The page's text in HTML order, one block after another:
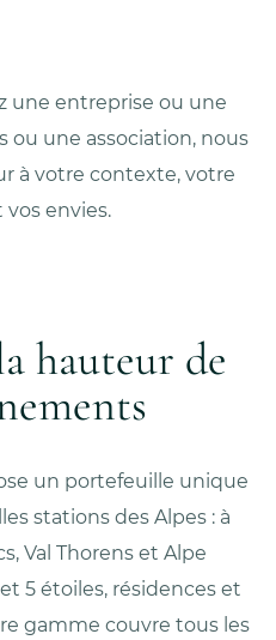
une entreprise ou une
ou une association, nous
à votre contexte, votre
envies.
hauteur de
un portefeuille unique
stations des Alpes : à
Val Thorens et Alpe
5 étoiles, résidences et
gamme couvre tous les